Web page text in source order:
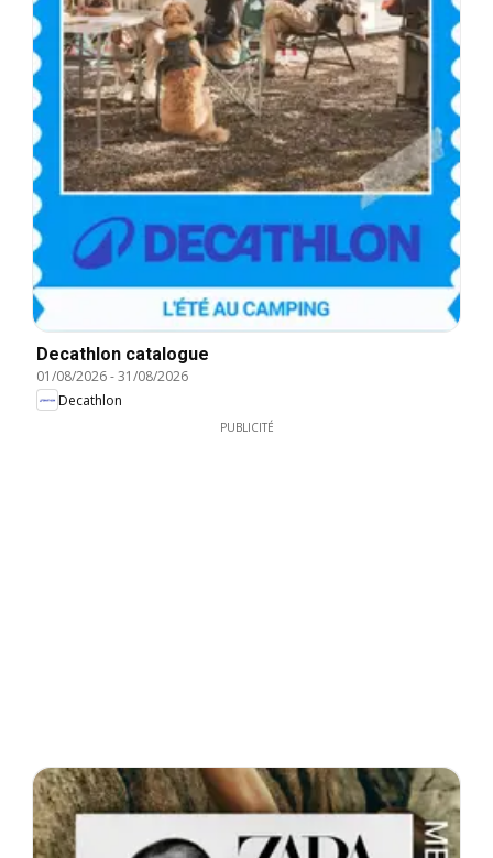
Decathlon catalogue
01/08/2026-31/08/2026
Decathlon
PUBLICITÉ